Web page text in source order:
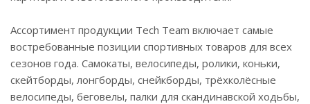
Ассортимент продукции Tech Team включает самые
востребованные позиции спортивных товаров для всех
сезонов года. Самокаты, велосипеды, ролики, коньки,
скейтборды, лонгборды, снейкборды, трёхколёсные
велосипеды, беговелы, палки для скандинавской ходьбы,